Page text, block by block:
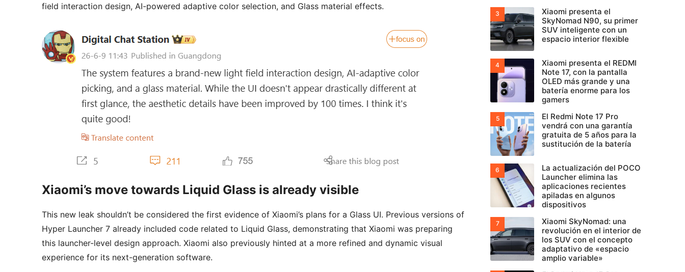
field interaction design, AI-powered adaptive color selection, and Glass material effects.
Xiaomi’s move towards Liquid Glass is already visible
This new leak shouldn’t be considered the first evidence of Xiaomi’s plans for a Glass UI. Previous versions of
Hyper Launcher 7 already included code related to Liquid Glass, demonstrating that Xiaomi was preparing
this launcher-level design approach. Xiaomi also previously hinted at a more refined and dynamic visual
experience for its next-generation software.
Xiaomi presenta el
SkyNomad N90, su primer
SUV inteligente con un
espacio interior flexible
Xiaomi presenta el REDMI
Note 17, con la pantalla
OLED más grande y una
batería enorme para los
gamers
El Redmi Note 17 Pro
vendrá con una garantía
gratuita de 5 años para la
sustitución de la batería
La actualización del POCO
Launcher elimina las
aplicaciones recientes
apiladas en algunos
dispositivos
Xiaomi SkyNomad: una
revolución en el interior de
los SUV con el concepto
adaptativo de «espacio
amplio variable»